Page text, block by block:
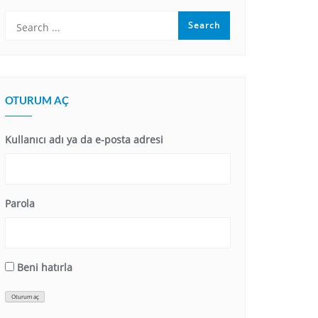
OTURUM AÇ
Kullanıcı adı ya da e-posta adresi
Parola
Beni hatırla
Oturum aç